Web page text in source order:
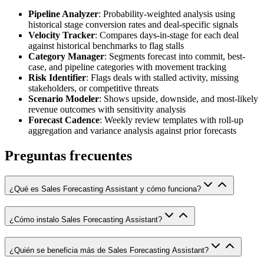
Pipeline Analyzer: Probability-weighted analysis using
historical stage conversion rates and deal-specific signals
Velocity Tracker: Compares days-in-stage for each deal
against historical benchmarks to flag stalls
Category Manager: Segments forecast into commit, best-
case, and pipeline categories with movement tracking
Risk Identifier: Flags deals with stalled activity, missing
stakeholders, or competitive threats
Scenario Modeler: Shows upside, downside, and most-likely
revenue outcomes with sensitivity analysis
Forecast Cadence: Weekly review templates with roll-up
aggregation and variance analysis against prior forecasts
Preguntas frecuentes
¿Qué es Sales Forecasting Assistant y cómo funciona?
¿Cómo instalo Sales Forecasting Assistant?
¿Quién se beneficia más de Sales Forecasting Assistant?